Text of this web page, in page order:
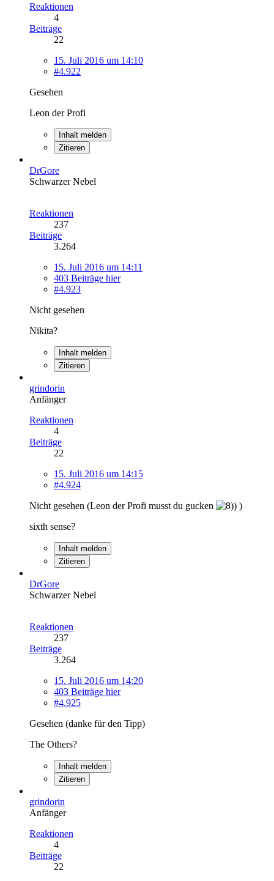
Reaktionen
4
Beiträge
22
15. Juli 2016 um 14:10
#4.922
Gesehen
Leon der Profi
Inhalt melden
Zitieren
DrGore
Schwarzer Nebel
Reaktionen
237
Beiträge
3.264
15. Juli 2016 um 14:11
403 Beiträge hier
#4.923
Nicht gesehen
Nikita?
Inhalt melden
Zitieren
grindorin
Anfänger
Reaktionen
4
Beiträge
22
15. Juli 2016 um 14:15
#4.924
Nicht gesehen (Leon der Profi musst du gucken
)
sixth sense?
Inhalt melden
Zitieren
DrGore
Schwarzer Nebel
Reaktionen
237
Beiträge
3.264
15. Juli 2016 um 14:20
403 Beiträge hier
#4.925
Gesehen (danke für den Tipp)
The Others?
Inhalt melden
Zitieren
grindorin
Anfänger
Reaktionen
4
Beiträge
22